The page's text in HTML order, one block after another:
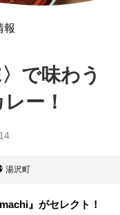
報
で味わう
ー！
湯沢町
』がセレクト！